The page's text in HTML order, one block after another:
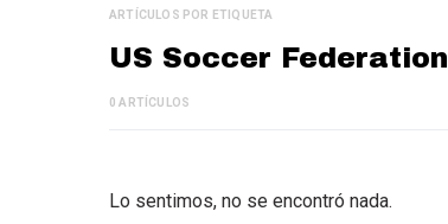
ARTÍCULOS POR ETIQUETA
US Soccer Federation
0 ARTÍCULOS
Lo sentimos, no se encontró nada.